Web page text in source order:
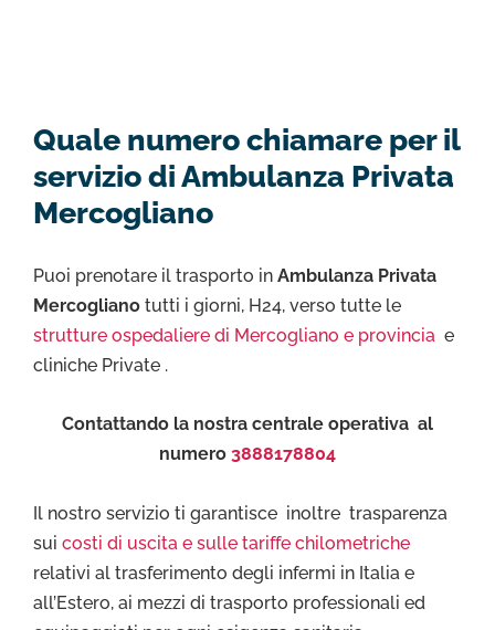
Quale numero chiamare per il
servizio di Ambulanza Privata
Mercogliano
Puoi prenotare il trasporto in Ambulanza Privata
Mercogliano tutti i giorni, H24, verso tutte le
strutture ospedaliere di Mercogliano e provincia e
cliniche Private .
Contattando la nostra centrale operativa al
numero 3888178804
Il nostro servizio ti garantisce inoltre trasparenza
sui costi di uscita e sulle tariffe chilometriche
relativi al trasferimento degli infermi in Italia e
all’Estero, ai mezzi di trasporto professionali ed